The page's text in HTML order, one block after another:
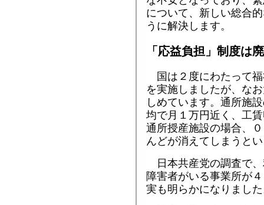
について、新しい総合
うに解決します。
「応益負担」制度は
国は２度にわたって
を実施しましたが、な
しめています。通所施
均で月１万円近く、工
通所授産施設の場合、
んどが消えてしまうと
日本共産党の調査で
障害者がいる事業所が
実も明らかになりまし